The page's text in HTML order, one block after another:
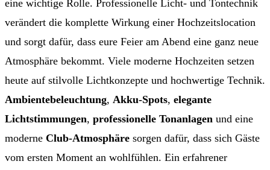
eine wichtige Rolle. Professionelle Licht- und Tontechnik
verändert die komplette Wirkung einer Hochzeitslocation
und sorgt dafür, dass eure Feier am Abend eine ganz neue
Atmosphäre bekommt. Viele moderne Hochzeiten setzen
heute auf stilvolle Lichtkonzepte und hochwertige Technik.
Ambientebeleuchtung, Akku-Spots, elegante
Lichtstimmungen, professionelle Tonanlagen und eine
moderne Club-Atmosphäre sorgen dafür, dass sich Gäste
vom ersten Moment an wohlfühlen. Ein erfahrener